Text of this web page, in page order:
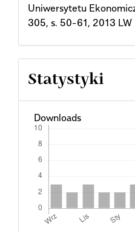
Uniwersytetu
305, s. 50-61, 2013 LW
Statystyki
Downloads